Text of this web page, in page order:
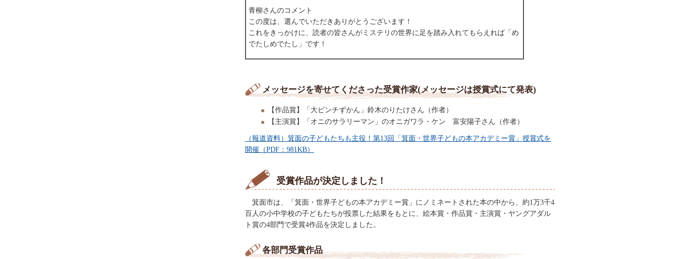
青柳さんのコメント
この度は、選んでいただきありがとうございます！
これをきっかけに、読者の皆さんがミステリの世界に足を踏み入れてもらえれば「め
でたしめでたし」です！
メッセージを寄せてくださった受賞作家(メッセージは授賞式にて発表)
【作品賞】「大ピンチずかん」鈴木のりたけさん（作者）
【主演賞】「オニのサラリーマン」のオニガワラ・ケン 富安陽子さん（作者）
（報道資料）箕面の子どもたちも主役！第13回「箕面・世界子どもの本アカデミー賞」授賞式を
開催（PDF：981KB）
受賞作品が決定しました！
箕面市は、「箕面・世界子どもの本アカデミー賞」にノミネートされた本の中から、約1万3千4
百人の小中学校の子どもたちが投票した結果をもとに、絵本賞・作品賞・主演賞・ヤングアダル
ト賞の4部門で受賞4作品を決定しました。
各部門受賞作品